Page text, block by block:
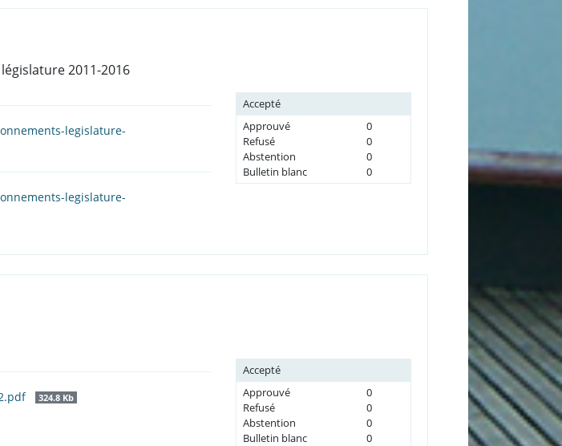
2011-2016
legislature-
legislature-
Accepté
Approuvé
0
Refusé
0
Abstention
0
Bulletin blanc
0
324.8 Kb
Accepté
Approuvé
0
Refusé
0
Abstention
0
Bulletin blanc
0